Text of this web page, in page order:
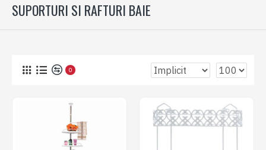
SUPORTURI SI RAFTURI BAIE
0